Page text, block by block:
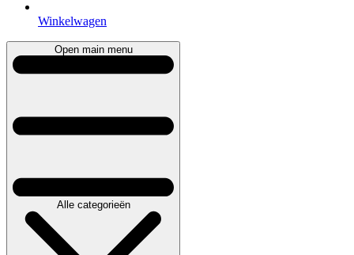
Winkelwagen
Open main menu
Alle categorieën